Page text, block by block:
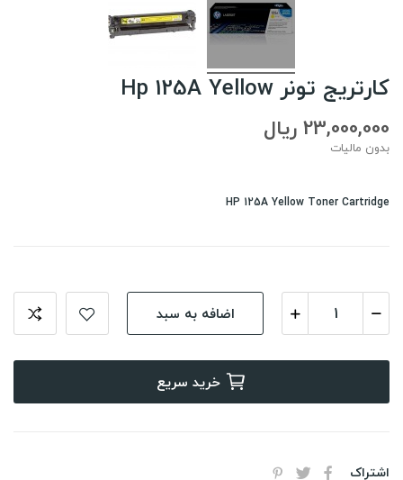
کارتریج تونر Hp 125A Yellow
23,000,000 ریال
بدون مالیات
HP 125A Yellow Toner Cartridge
اضافه به سبد
خرید سریع
اشتراک